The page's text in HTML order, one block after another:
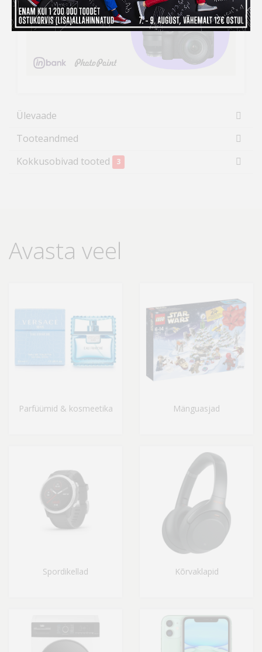
Ülevaade
Tooteandmed
Kokkusobivad tooted
3
Avasta veel
Parfüümid & kosmeetika Mänguasjad
Spordikellad Kõrvaklapid